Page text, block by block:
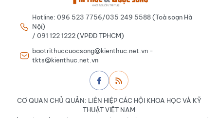
Hotline: 096 523 7756/035 249 5588 (Toà soạn Hà
Nội)
/ 091 122 1222 (VPĐD TPHCM)
baotrithuccuocsong@kienthuc.net.vn -
tkts@kienthuc.net.vn
CƠ QUAN CHỦ QUẢN: LIÊN HIỆP CÁC HỘI KHOA HỌC VÀ KỸ
THUẬT VIỆT NAM